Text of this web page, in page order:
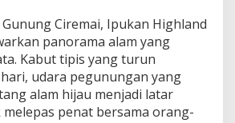
Ciremai, Ipukan Highland
panorama alam yang
Kabut tipis yang turun
udara pegunungan yang
alam hijau menjadi latar
penat bersama orang-